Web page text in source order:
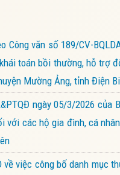
Công văn số 189/CV-
toán bồi thường, hỗ trợ
Mường Ảng, tỉnh Điện
ngày 05/3/2026
với các hộ gia đình, cá
về việc công bố danh mục